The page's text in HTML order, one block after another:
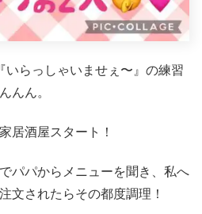
いらっしゃいませぇ〜』の練習
んん。
居酒屋スタート！
パパからメニューを聞き、私へ
文されたらその都度調理！